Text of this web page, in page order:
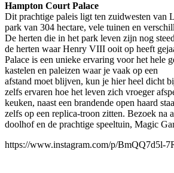
Hampton Court Palace
Dit prachtige paleis ligt ten zuidwesten van
park van 304 hectare, vele tuinen en
De herten die in het park leven zijn nog
de herten waar Henry VIII ooit op heeft
Palace is een unieke ervaring voor het hele
kastelen en paleizen waar je vaak op een
afstand moet blijven, kun je hier heel dicht
zelfs ervaren hoe het leven zich vroeger
keuken, naast een brandende open haard
zelfs op een replica-troon zitten. Bezoek na
doolhof en de prachtige speeltuin, Magic
https://www.instagram.com/p/BmQQ7d5l-